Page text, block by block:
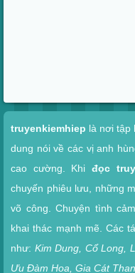
truyenkiemhiep là nơi tập
dung nói về các vị anh
cao cường. Khiđọc
chuyến phiêu lưu, những
võ công. Chuyện tình
khai thác mạnh mẽ. Các
như: Kim Dung, Cổ Long,
Ưu Đàm Hoa, Gia Cát